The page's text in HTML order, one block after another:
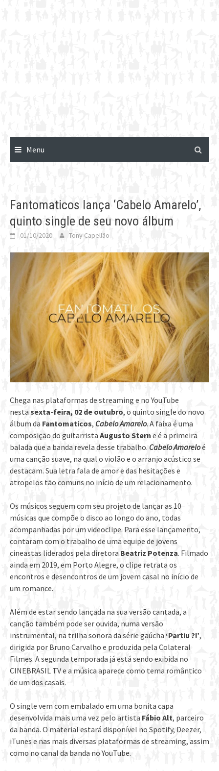
Menu
Fantomaticos lança ‘Cabelo Amarelo’,
quinto single de seu novo álbum
01/10/2020 Tony Capellão
Chega nas plataformas de streaming e no YouTube
nesta sexta-feira, 02 de outubro, o quinto single do novo
álbum da Fantomaticos, Cabelo Amarelo. A faixa é uma
composição do guitarrista Augusto Stern e é a primeira
balada que a banda revela desse trabalho. Cabelo Amareloé
uma canção suave, na qual o violão e o arranjo acústico se
destacam. Sua letra fala de amor e das hesitações e
atropelos tão comuns no início de um relacionamento.
Os músicos seguem com seu projeto de lançar as 10
músicas que compõe o disco ao longo do ano, todas
acompanhadas por um videoclipe. Para esse lançamento,
contaram com o trabalho de uma equipe de jovens
cineastas liderados pela diretora Beatriz Potenza. Filmado
ainda em 2019, em Porto Alegre, o clipe retrata os
encontros e desencontros de um jovem casal no início de
um romance.
Além de estar sendo lançada na sua versão cantada, a
canção também pode ser ouvida, numa versão
instrumental, na trilha sonora da série gaúcha ‘Partiu ?!’,
dirigida por Bruno Carvalho e produzida pela Colateral
Filmes. A segunda temporada já está sendo exibida no
CINEBRASIL TV e a música aparece como tema romântico
de um dos casais.
O single vem com embalado em uma bonita capa
desenvolvida mais uma vez pelo artista Fábio Alt, parceiro
da banda. O material estará disponível no Spotify, Deezer,
iTunes e nas mais diversas plataformas de streaming, assim
como no canal da banda no YouTube.